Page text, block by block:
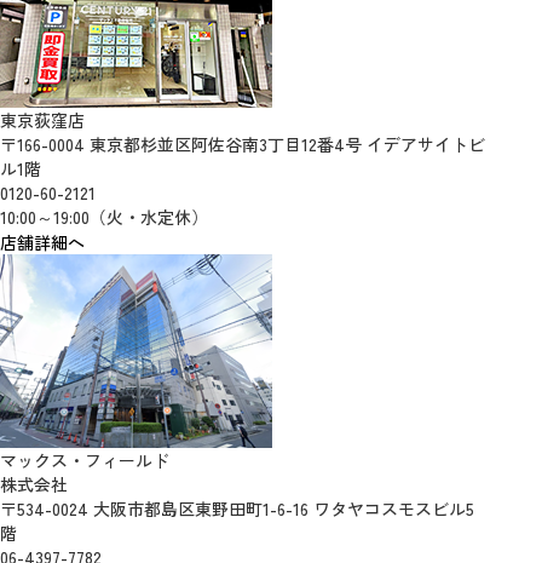
東京荻窪店
〒166-0004 東京都杉並区阿佐谷南3丁目12番4号 イデアサイトビ
ル1階
0120-60-2121
10:00～19:00（火・水定休）
店舗詳細へ
マックス・フィールド
株式会社
〒534-0024 大阪市都島区東野田町1-6-16 ワタヤコスモスビル5
階
06-4397-7782